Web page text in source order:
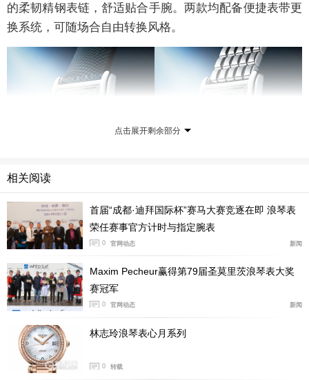
的柔韧精钢表链，舒适贴合手腕。两款均配备便捷表带更
换系统，可随场合自由转换风格。
两款腕表均采用尺寸为21.50毫米 x 29.00毫米的矩形精钢
表壳，配备双面多层防反射涂层合成蓝宝石表镜。内部搭
载浪琴表L178石英机芯，具备时、分显示及6点位小秒
盘，防水深度达30米（3巴）。
点击展开剩余部分
相关阅读
首届“成都·迪拜国际杯”赛马大赛竞逐在即 浪琴表
荣任赛事官方计时与指定腕表
0 官网动态 新闻
Maxim Pecheur赢得第79届圣莫里茨浪琴表大奖
赛冠军
0 官网动态 新闻
林志玲浪琴表心月系列
0 转载